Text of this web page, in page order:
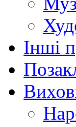
Інші